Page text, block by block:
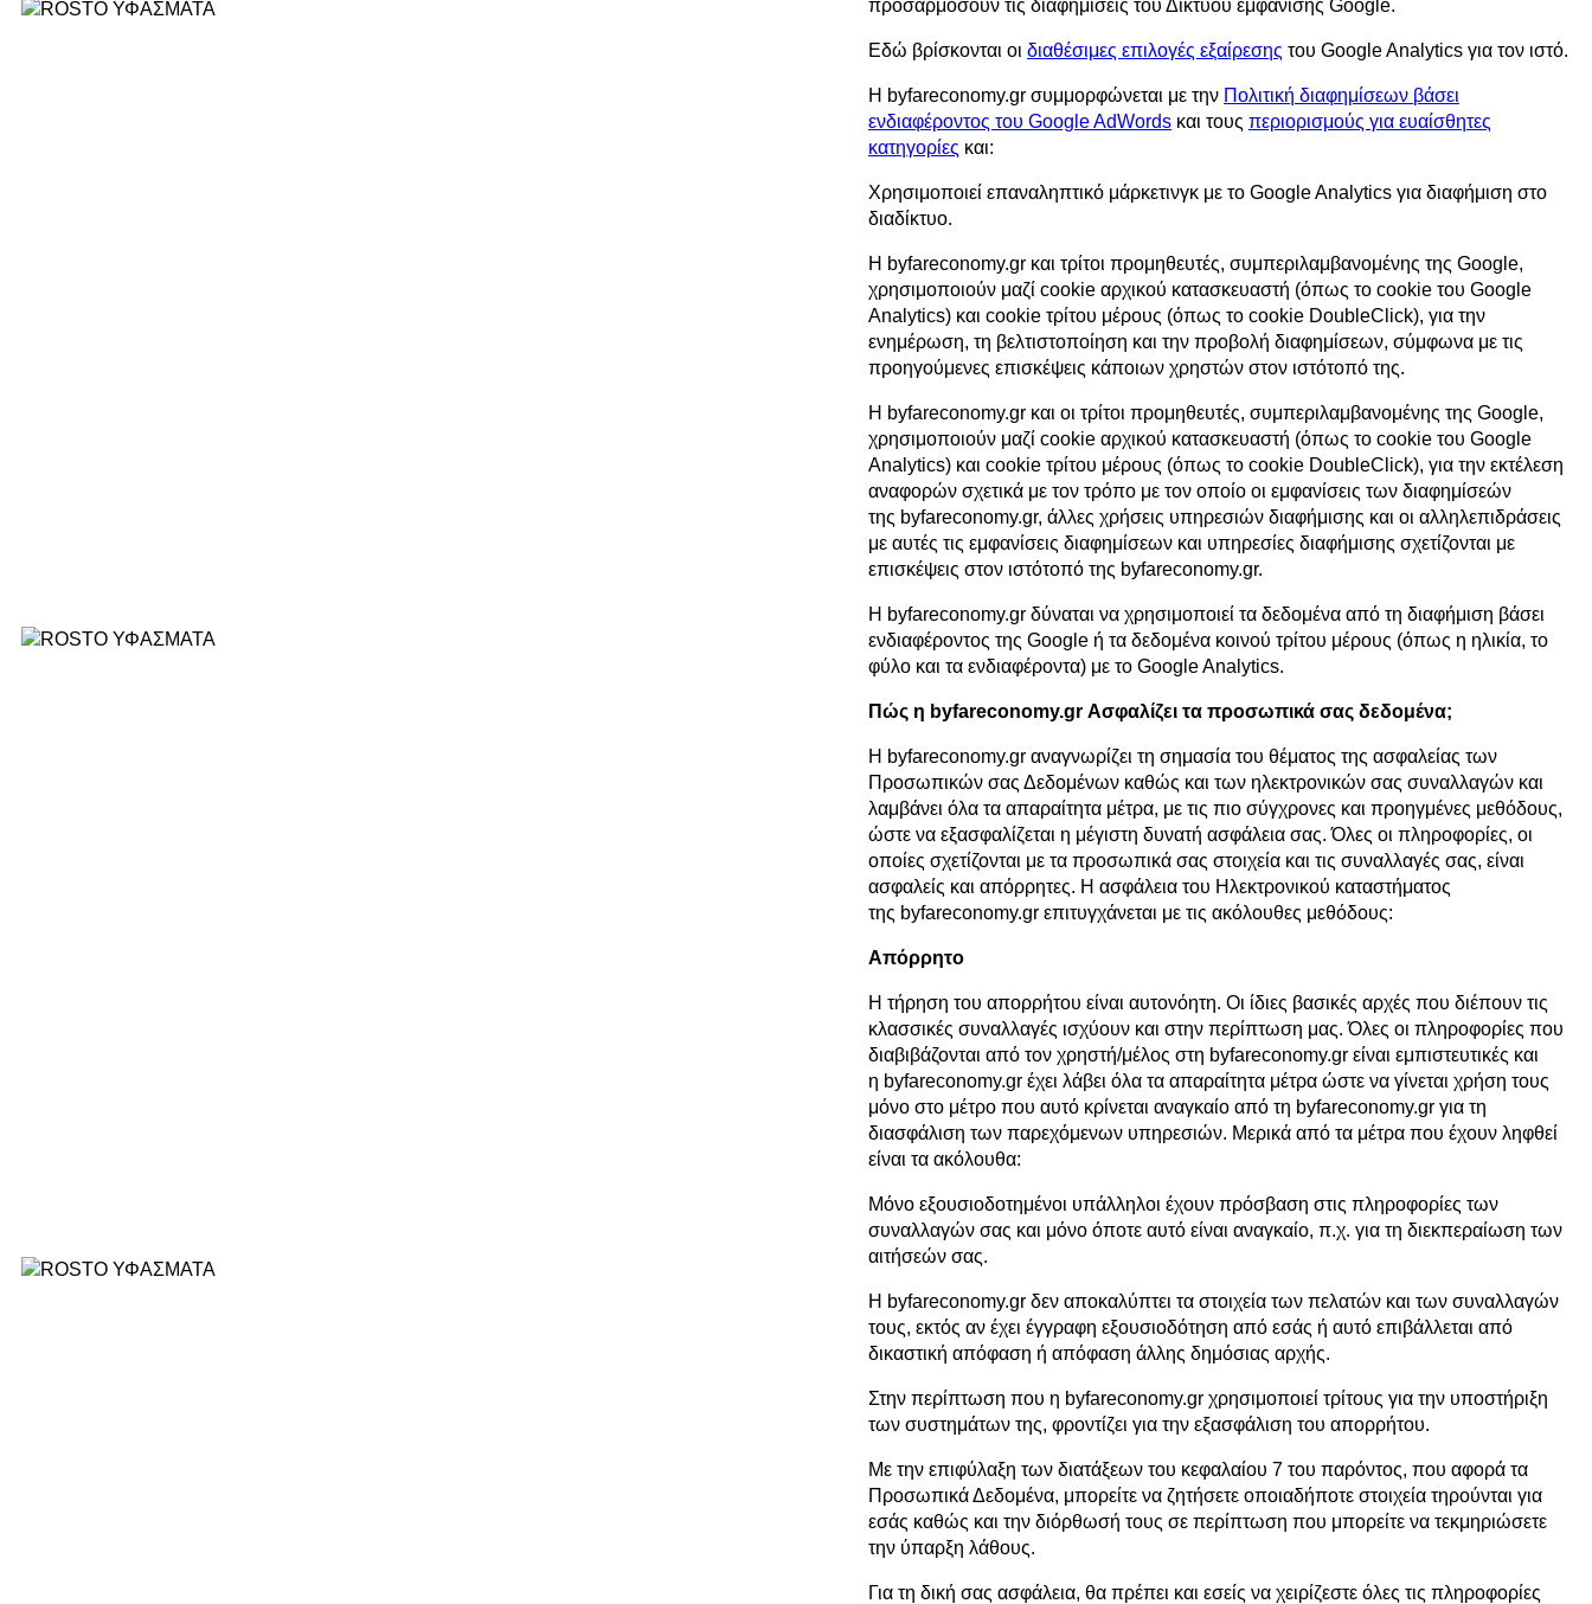
προσαρμόσουν τις διαφημίσεις του Δικτύου εμφάνισης Google.
Εδώ βρίσκονται οι διαθέσιμες επιλογές εξαίρεσης του Google Analytics για τον ιστό.
Η byfareconomy.gr συμμορφώνεται με την Πολιτική διαφημίσεων βάσει
ενδιαφέροντος του Google AdWords και τους περιορισμούς για ευαίσθητες
κατηγορίες και:
Χρησιμοποιεί επαναληπτικό μάρκετινγκ με το Google Analytics για διαφήμιση στο
διαδίκτυο.
Η byfareconomy.gr και τρίτοι προμηθευτές, συμπεριλαμβανομένης της Google,
χρησιμοποιούν μαζί cookie αρχικού κατασκευαστή (όπως το cookie του Google
Analytics) και cookie τρίτου μέρους (όπως το cookie DoubleClick), για την
ενημέρωση, τη βελτιστοποίηση και την προβολή διαφημίσεων, σύμφωνα με τις
προηγούμενες επισκέψεις κάποιων χρηστών στον ιστότοπό της.
Η byfareconomy.gr και οι τρίτοι προμηθευτές, συμπεριλαμβανομένης της Google,
χρησιμοποιούν μαζί cookie αρχικού κατασκευαστή (όπως το cookie του Google
Analytics) και cookie τρίτου μέρους (όπως το cookie DoubleClick), για την εκτέλεση
αναφορών σχετικά με τον τρόπο με τον οποίο οι εμφανίσεις των διαφημίσεών
της byfareconomy.gr, άλλες χρήσεις υπηρεσιών διαφήμισης και οι αλληλεπιδράσεις
με αυτές τις εμφανίσεις διαφημίσεων και υπηρεσίες διαφήμισης σχετίζονται με
επισκέψεις στον ιστότοπό της byfareconomy.gr.
Η byfareconomy.gr δύναται να χρησιμοποιεί τα δεδομένα από τη διαφήμιση βάσει
ενδιαφέροντος της Google ή τα δεδομένα κοινού τρίτου μέρους (όπως η ηλικία, το
φύλο και τα ενδιαφέροντα) με το Google Analytics.
Πώς η byfareconomy.gr Ασφαλίζει τα προσωπικά σας δεδομένα;
Η byfareconomy.gr αναγνωρίζει τη σημασία του θέματος της ασφαλείας των
Προσωπικών σας Δεδομένων καθώς και των ηλεκτρονικών σας συναλλαγών και
λαμβάνει όλα τα απαραίτητα μέτρα, με τις πιο σύγχρονες και προηγμένες μεθόδους,
ώστε να εξασφαλίζεται η μέγιστη δυνατή ασφάλεια σας. Όλες οι πληροφορίες, οι
οποίες σχετίζονται με τα προσωπικά σας στοιχεία και τις συναλλαγές σας, είναι
ασφαλείς και απόρρητες. Η ασφάλεια του Ηλεκτρονικού καταστήματος
της byfareconomy.gr επιτυγχάνεται με τις ακόλουθες μεθόδους:
Απόρρητο
Η τήρηση του απορρήτου είναι αυτονόητη. Οι ίδιες βασικές αρχές που διέπουν τις
κλασσικές συναλλαγές ισχύουν και στην περίπτωση μας. Όλες οι πληροφορίες που
διαβιβάζονται από τον χρηστή/μέλος στη byfareconomy.gr είναι εμπιστευτικές και
η byfareconomy.gr έχει λάβει όλα τα απαραίτητα μέτρα ώστε να γίνεται χρήση τους
μόνο στο μέτρο που αυτό κρίνεται αναγκαίο από τη byfareconomy.gr για τη
διασφάλιση των παρεχόμενων υπηρεσιών. Μερικά από τα μέτρα που έχουν ληφθεί
είναι τα ακόλουθα:
Μόνο εξουσιοδοτημένοι υπάλληλοι έχουν πρόσβαση στις πληροφορίες των
συναλλαγών σας και μόνο όποτε αυτό είναι αναγκαίο, π.χ. για τη διεκπεραίωση των
αιτήσεών σας.
Η byfareconomy.gr δεν αποκαλύπτει τα στοιχεία των πελατών και των συναλλαγών
τους, εκτός αν έχει έγγραφη εξουσιοδότηση από εσάς ή αυτό επιβάλλεται από
δικαστική απόφαση ή απόφαση άλλης δημόσιας αρχής.
Στην περίπτωση που η byfareconomy.gr χρησιμοποιεί τρίτους για την υποστήριξη
των συστημάτων της, φροντίζει για την εξασφάλιση του απορρήτου.
Με την επιφύλαξη των διατάξεων του κεφαλαίου 7 του παρόντος, που αφορά τα
Προσωπικά Δεδομένα, μπορείτε να ζητήσετε οποιαδήποτε στοιχεία τηρούνται για
εσάς καθώς και την διόρθωσή τους σε περίπτωση που μπορείτε να τεκμηριώσετε
την ύπαρξη λάθους.
Για τη δική σας ασφάλεια, θα πρέπει και εσείς να χειρίζεστε όλες τις πληροφορίες